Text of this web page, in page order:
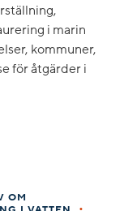
i marin
kommuner,
för åtgärder i
OM